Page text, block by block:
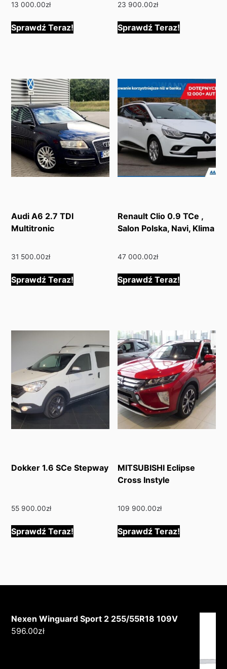
13 000.00zł
Sprawdź Teraz!
23 900.00zł
Sprawdź Teraz!
Audi A6 2.7 TDI
Multitronic
31 500.00zł
Sprawdź Teraz!
Renault Clio 0.9 TCe ,
Salon Polska, Navi, Klima
47 000.00zł
Sprawdź Teraz!
Dokker 1.6 SCe Stepway
55 900.00zł
Sprawdź Teraz!
MITSUBISHI Eclipse
Cross Instyle
109 900.00zł
Sprawdź Teraz!
Nexen Winguard Sport 2 255/55R18 109V
596.00zł